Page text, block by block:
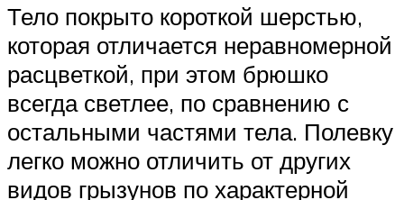
Тело покрыто короткой шерстью,
которая отличается неравномерной
расцветкой, при этом брюшко
всегда светлее, по сравнению с
остальными частями тела. Полевку
легко можно отличить от других
видов грызунов по характерной